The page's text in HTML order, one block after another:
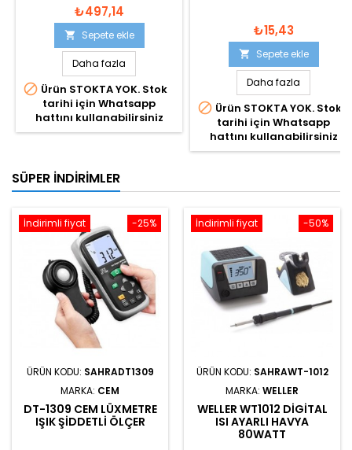
₺497,14
 Sepete ekle
Daha fazla
 Ürün STOKTA YOK. Stok
tarihi için Whatsapp
hattını kullanabilirsiniz
₺15,43
 Sepete ekle
Daha fazla
 Ürün STOKTA YOK. Stok
tarihi için Whatsapp
hattını kullanabilirsiniz
SÜPER İNDIRIMLER
-25%
İndirimli fiyat
ÜRÜN KODU: SAHRADT1309
MARKA: CEM
DT-1309 CEM LÜXMETRE
IŞIK ŞIDDETLI ÖLÇER
-50%
İndirimli fiyat
ÜRÜN KODU: SAHRAWT-1012
MARKA: WELLER
WELLER WT1012 DIGITAL
ISI AYARLI HAVYA
80WATT